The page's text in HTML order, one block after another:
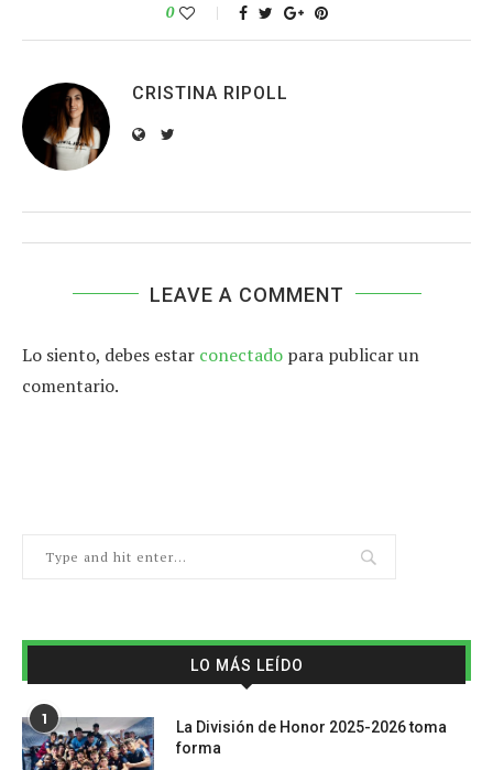
0
CRISTINA RIPOLL
LEAVE A COMMENT
Lo siento, debes estar conectado para publicar un
comentario.
LO MÁS LEÍDO
1
La División de Honor 2025-2026 toma
forma